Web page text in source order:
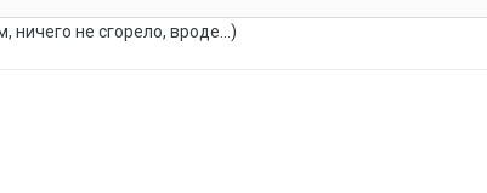
ничего не сгорело, вроде...)